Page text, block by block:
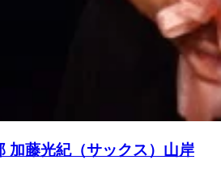
加藤光紀（サックス）山岸